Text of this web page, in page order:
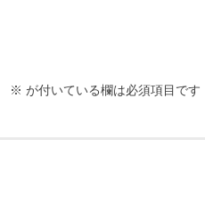
※ が付いている欄は必須項目です